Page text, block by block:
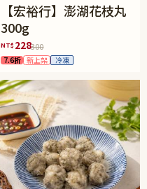
【宏裕行】澎湖花枝丸
300g
NT$ 228300
7.6折 新上架 冷凍